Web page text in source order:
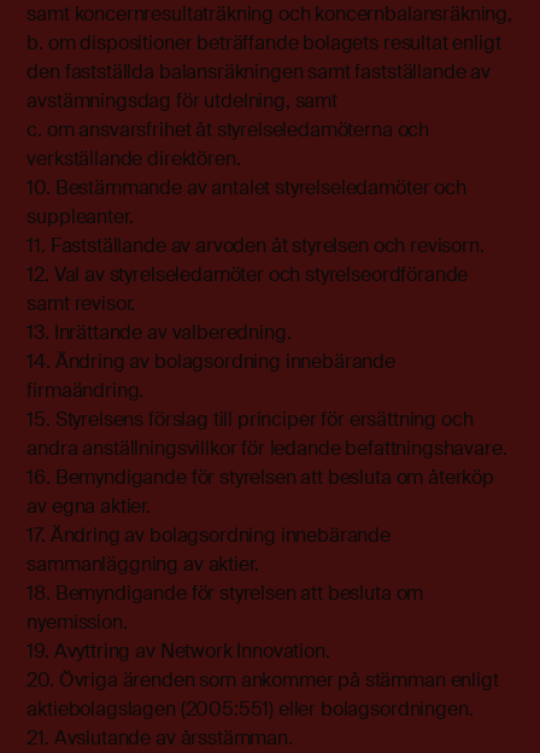
samt koncernresultaträkning och koncernbalansräkning,
b. om dispositioner beträffande bolagets resultat enligt
den fastställda balansräkningen samt fastställande av
avstämningsdag för utdelning, samt
c. om ansvarsfrihet åt styrelseledamöterna och
verkställande direktören.
10. Bestämmande av antalet styrelseledamöter och
suppleanter.
11. Fastställande av arvoden åt styrelsen och revisorn.
12. Val av styrelseledamöter och styrelseordförande
samt revisor.
13. Inrättande av valberedning.
14. Ändring av bolagsordning innebärande
firmaändring.
15. Styrelsens förslag till principer för ersättning och
andra anställningsvillkor för ledande befattningshavare.
16. Bemyndigande för styrelsen att besluta om återköp
av egna aktier.
17. Ändring av bolagsordning innebärande
sammanläggning av aktier.
18. Bemyndigande för styrelsen att besluta om
nyemission.
19. Avyttring av Network Innovation.
20. Övriga ärenden som ankommer på stämman enligt
aktiebolagslagen (2005:551) eller bolagsordningen.
21. Avslutande av årsstämman.